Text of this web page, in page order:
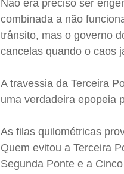
Não era preciso ser
combinada a não
trânsito, mas o governo
cancelas quando o caos
A travessia da Terceira
uma verdadeira epopeia
As filas quilométricas
Quem evitou a Terceira
Segunda Ponte e a